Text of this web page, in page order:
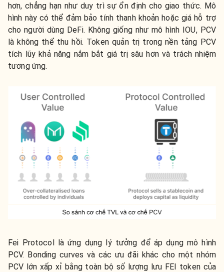
hơn, chẳng hạn như duy trì sự ổn định cho giao thức. Mô
hình này có thể đảm bảo tính thanh khoản hoặc giá hỗ trợ
cho người dùng DeFi. Không giống như mô hình IOU, PCV
là không thể thu hồi. Token quản trị trong nền tảng PCV
tích lũy khả năng nắm bắt giá trị sâu hơn và trách nhiệm
tương ứng.
Fei Protocol là ứng dụng lý tưởng để áp dụng mô hình
PCV. Bonding curves và các ưu đãi khác cho một nhóm
PCV lớn xấp xỉ bằng toàn bộ số lượng lưu FEI token của